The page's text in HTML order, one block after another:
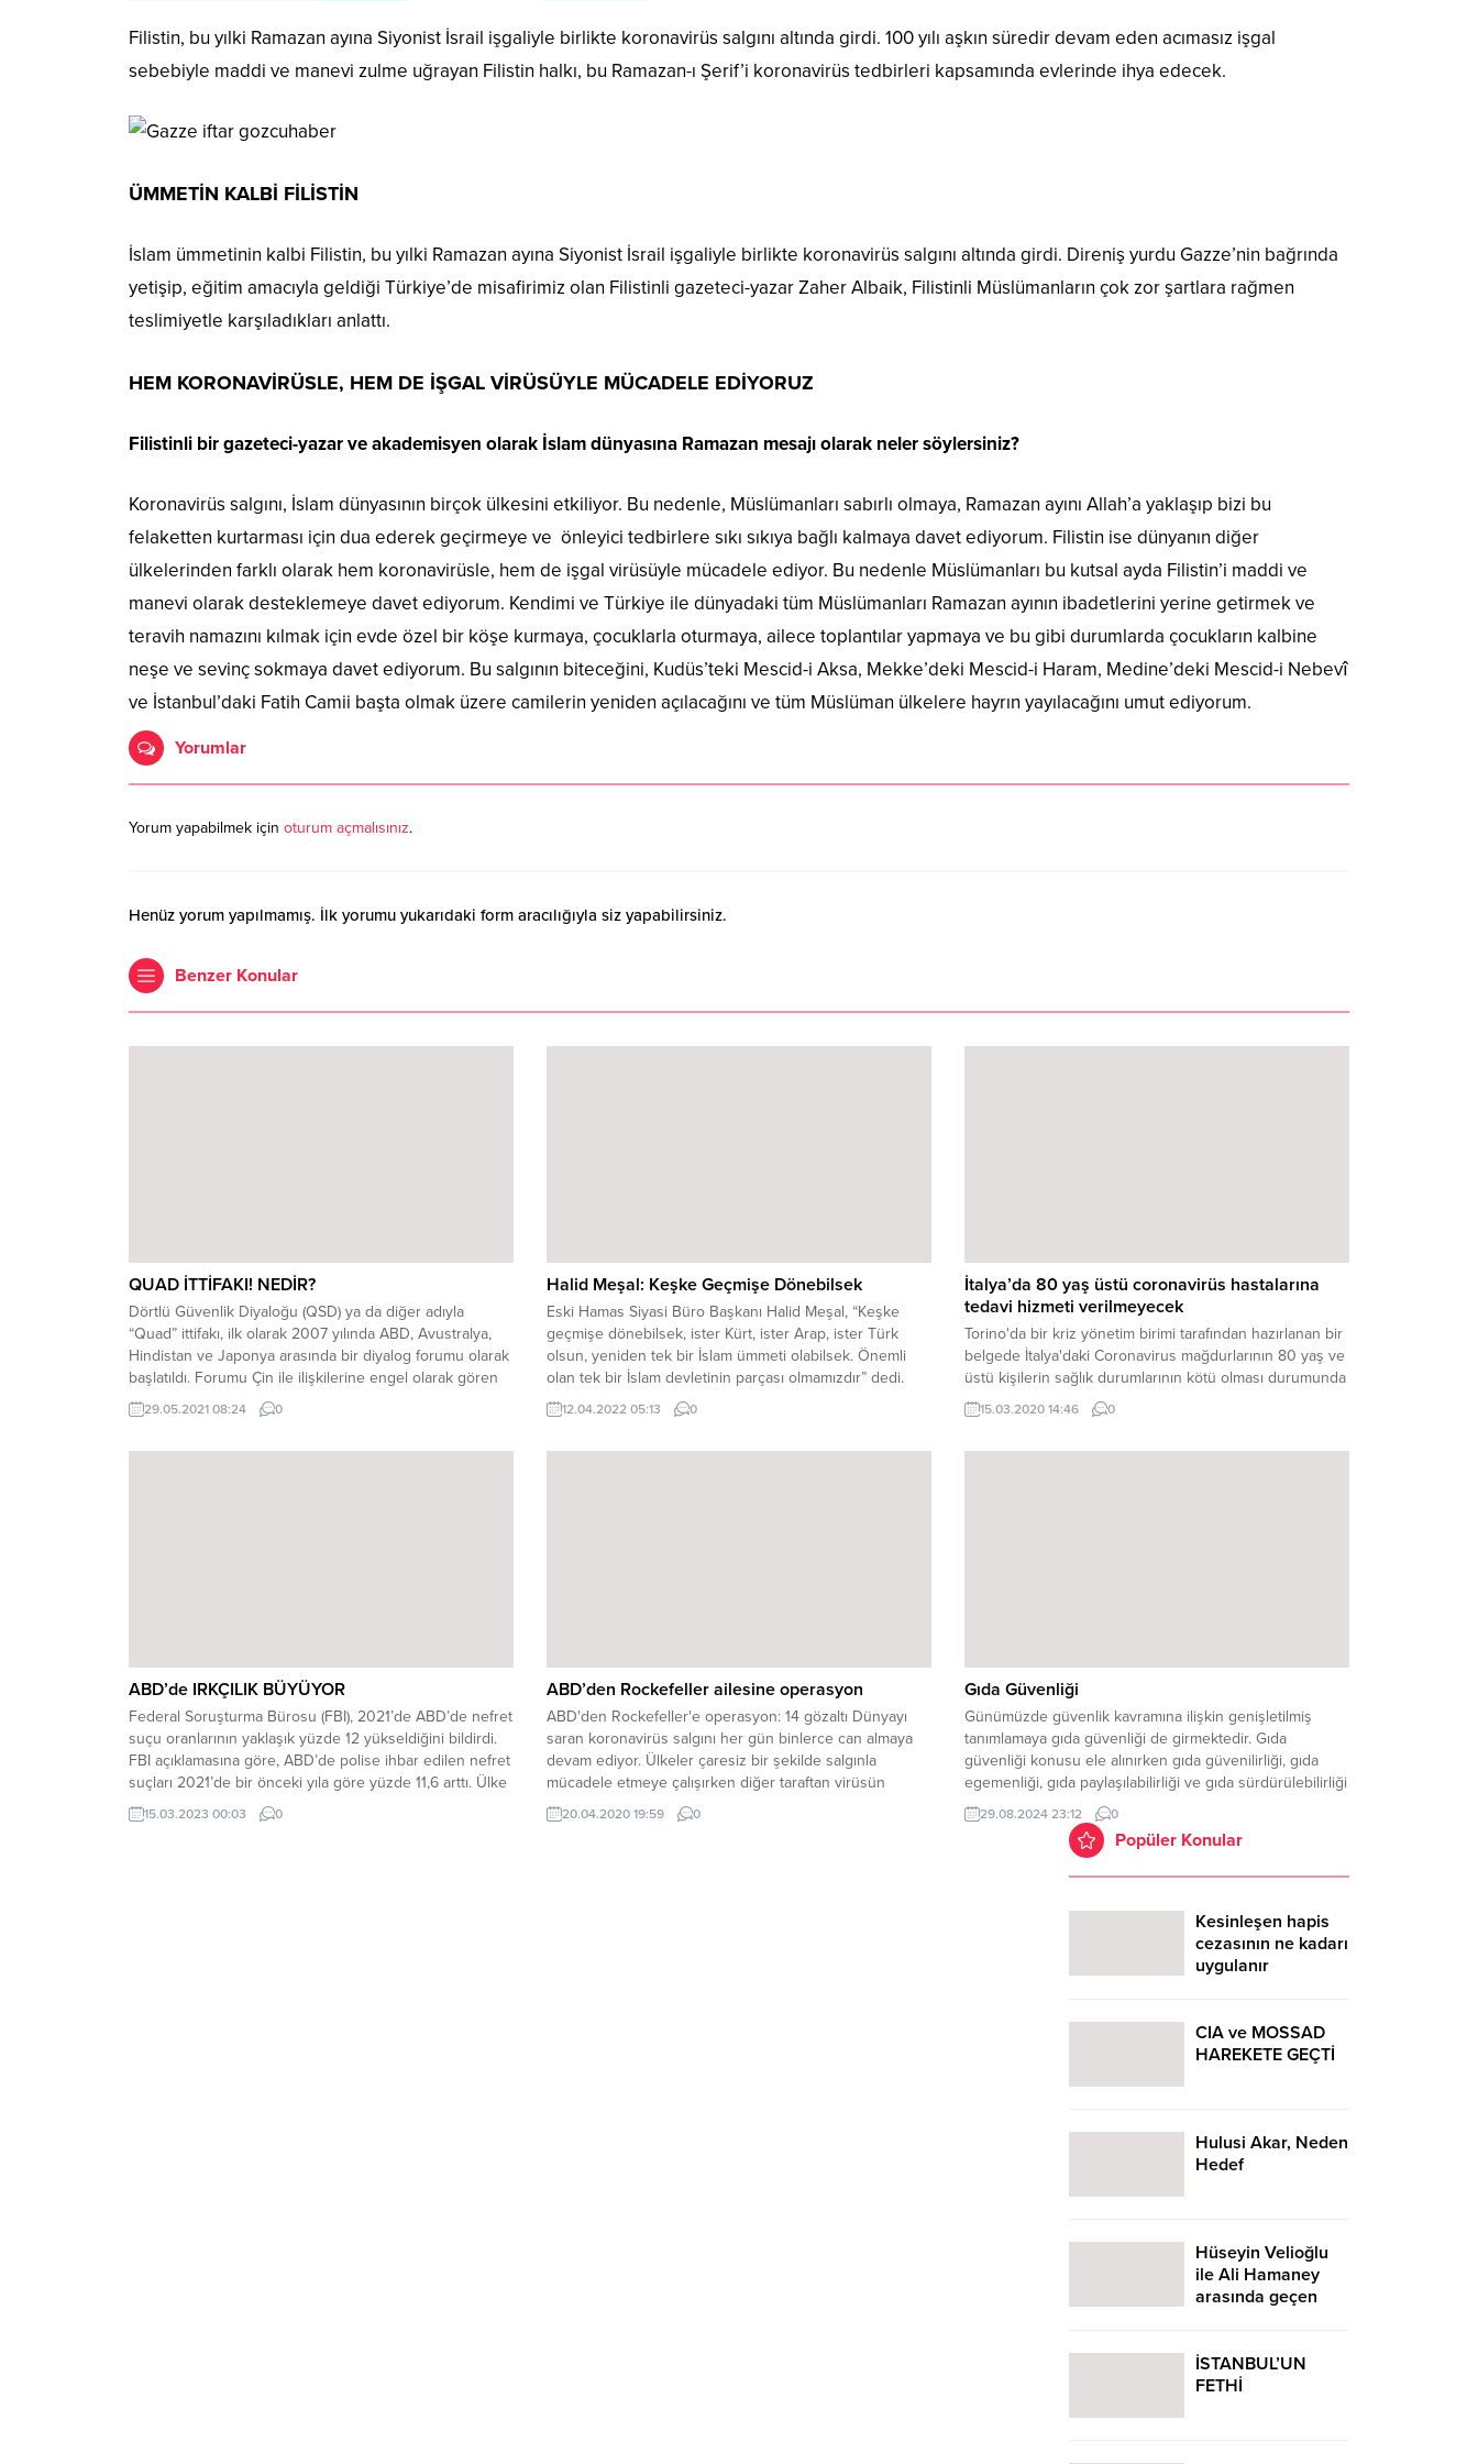
Filistin, bu yılki Ramazan ayına Siyonist İsrail işgaliyle birlikte koronavirüs salgını altında girdi. 100 yılı aşkın süredir devam eden acımasız işgal
sebebiyle maddi ve manevi zulme uğrayan Filistin halkı, bu Ramazan-ı Şerif’i koronavirüs tedbirleri kapsamında evlerinde ihya edecek.
ÜMMETİN KALBİ FİLİSTİN
İslam ümmetinin kalbi Filistin, bu yılki Ramazan ayına Siyonist İsrail işgaliyle birlikte koronavirüs salgını altında girdi. Direniş yurdu Gazze’nin bağrında
yetişip, eğitim amacıyla geldiği Türkiye’de misafirimiz olan Filistinli gazeteci-yazar Zaher Albaik, Filistinli Müslümanların çok zor şartlara rağmen
teslimiyetle karşıladıkları anlattı.
HEM KORONAVİRÜSLE, HEM DE İŞGAL VİRÜSÜYLE MÜCADELE EDİYORUZ
Filistinli bir gazeteci-yazar ve akademisyen olarak İslam dünyasına Ramazan mesajı olarak neler söylersiniz?
Koronavirüs salgını, İslam dünyasının birçok ülkesini etkiliyor. Bu nedenle, Müslümanları sabırlı olmaya, Ramazan ayını Allah’a yaklaşıp bizi bu
felaketten kurtarması için dua ederek geçirmeye ve önleyici tedbirlere sıkı sıkıya bağlı kalmaya davet ediyorum. Filistin ise dünyanın diğer
ülkelerinden farklı olarak hem koronavirüsle, hem de işgal virüsüyle mücadele ediyor. Bu nedenle Müslümanları bu kutsal ayda Filistin’i maddi ve
manevi olarak desteklemeye davet ediyorum. Kendimi ve Türkiye ile dünyadaki tüm Müslümanları Ramazan ayının ibadetlerini yerine getirmek ve
teravih namazını kılmak için evde özel bir köşe kurmaya, çocuklarla oturmaya, ailece toplantılar yapmaya ve bu gibi durumlarda çocukların kalbine
neşe ve sevinç sokmaya davet ediyorum. Bu salgının biteceğini, Kudüs’teki Mescid-i Aksa, Mekke’deki Mescid-i Haram, Medine’deki Mescid-i Nebevî
ve İstanbul’daki Fatih Camii başta olmak üzere camilerin yeniden açılacağını ve tüm Müslüman ülkelere hayrın yayılacağını umut ediyorum.
Yorumlar
Yorum yapabilmek için oturum açmalısınız.
Henüz yorum yapılmamış. İlk yorumu yukarıdaki form aracılığıyla siz yapabilirsiniz.
Benzer Konular
QUAD İTTİFAKI! NEDİR?
Dörtlü Güvenlik Diyaloğu (QSD) ya da diğer adıyla
“Quad” ittifakı, ilk olarak 2007 yılında ABD, Avustralya,
Hindistan ve Japonya arasında bir diyalog forumu olarak
başlatıldı. Forumu Çin ile ilişkilerine engel olarak gören
Avustralya’nın oluşuma mesafeli durması nedeniyle
Quad,10 yıl boyunca aktif bir rol oynayamadı. Ancak 2017
29.05.2021 08:24 0
Halid Meşal: Keşke Geçmişe Dönebilsek
Eski Hamas Siyasi Büro Başkanı Halid Meşal, “Keşke
geçmişe dönebilsek, ister Kürt, ister Arap, ister Türk
olsun, yeniden tek bir İslam ümmeti olabilsek. Önemli
olan tek bir İslam devletinin parçası olmamızdır” dedi.
Filistin İslami Direniş Hareketi’nin (Hamas) halen yurt dışı
sorumluluğunu yürüten eski Hamas Siyasi Büro Başkanı
12.04.2022 05:13 0
İtalya’da 80 yaş üstü coronavirüs hastalarına
tedavi hizmeti verilmeyecek
Torino'da bir kriz yönetim birimi tarafından hazırlanan bir
belgede İtalya'daki Coronavirus mağdurlarının 80 yaş ve
üstü kişilerin sağlık durumlarının kötü olması durumunda
yoğun bakıma erişimi engellenecektir. The Telegraph
tarafından dünyaya duyurulan hangi hastaların yoğun
15.03.2020 14:46 0
ABD’de IRKÇILIK BÜYÜYOR
Federal Soruşturma Bürosu (FBI), 2021’de ABD’de nefret
suçu oranlarının yaklaşık yüzde 12 yükseldiğini bildirdi.
FBI açıklamasına göre, ABD’de polise ihbar edilen nefret
suçları 2021’de bir önceki yıla göre yüzde 11,6 arttı. Ülke
çapında resmi olarak bildirilen nefret suçu olayları
2020’de 8 bin 120 iken 2021’de 9 bin 65’e çıktı. Buna...
15.03.2023 00:03 0
ABD’den Rockefeller ailesine operasyon
ABD'den Rockefeller'e operasyon: 14 gözaltı Dünyayı
saran koronavirüs salgını her gün binlerce can almaya
devam ediyor. Ülkeler çaresiz bir şekilde salgınla
mücadele etmeye çalışırken diğer taraftan virüsün
kaynağı ve oluşum sebepleri araştırılmaya devam ediyor.
Virüsün Çin laboratuvarlarında üretildiğine kesin gözüyle
20.04.2020 19:59 0
Gıda Güvenliği
Günümüzde güvenlik kavramına ilişkin genişletilmiş
tanımlamaya gıda güvenliği de girmektedir. Gıda
güvenliği konusu ele alınırken gıda güvenilirliği, gıda
egemenliği, gıda paylaşılabilirliği ve gıda sürdürülebilirliği
kavramları ile birlikte ele alınmaktadır…. Günümüzde
güvenlik kavramına ilişkin genişletilmiş tanımlamaya gıda
güvenliği de girmektedir. Gıda güvenliği konusu ele
29.08.2024 23:12 0
Popüler Konular
Kesinleşen hapis
cezasının ne kadarı
uygulanır
CIA ve MOSSAD
HAREKETE GEÇTİ
Hulusi Akar, Neden
Hedef
Hüseyin Velioğlu
ile Ali Hamaney
arasında geçen
İSTANBUL’UN
FETHİ